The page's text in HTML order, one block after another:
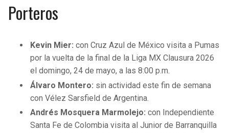
Porteros
Kevin Mier: con Cruz Azul de México visita a Pumas
por la vuelta de la final de la Liga MX Clausura 2026
el domingo, 24 de mayo, a las 8:00 p.m.
Álvaro Montero: sin actividad este fin de semana
con Vélez Sarsfield de Argentina.
Andrés Mosquera Marmolejo: con Independiente
Santa Fe de Colombia visita al Junior de Barranquilla